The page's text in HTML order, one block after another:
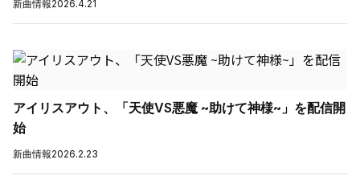
新曲情報2026.4.21
アイリスアウト、「天使VS悪魔 ~助けて神様~」を配信開
始
新曲情報2026.2.23